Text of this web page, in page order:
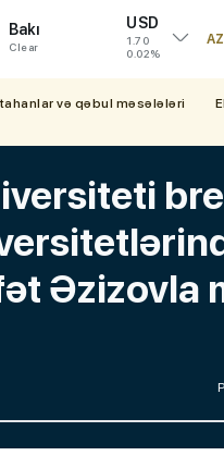
Bakı
Clear
USD
1.70
0.02%
AZ
və qəbul məsələləri
Əzizovla